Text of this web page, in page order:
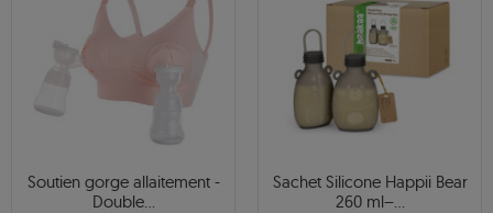
Soutien gorge allaitement -
Double...
Sachet Silicone Happii Bear
260 ml–...